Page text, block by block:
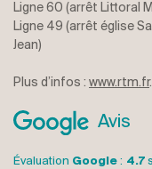
Ligne 60 (arrêt Littoral
Ligne 49 (arrêt église
Jean)
Plus d’infos : www.rtm.fr.
Avis
Évaluation Google : 4.7